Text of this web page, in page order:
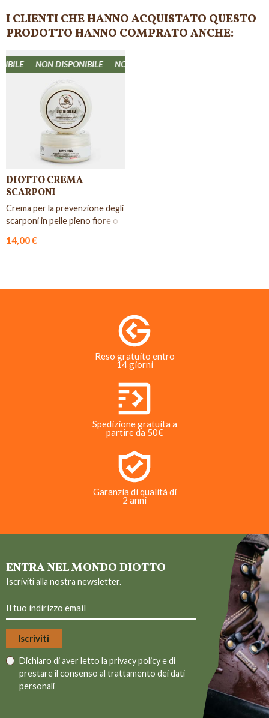
I CLIENTI CHE HANNO ACQUISTATO QUESTO
PRODOTTO HANNO COMPRATO ANCHE:
NON DISPONIBILE NON DISPONIBILE
DIOTTO CREMA
SCARPONI
Crema per la prevenzione degli
scarponi in pelle pieno fiore o
14,00 €
Reso gratuito entro
14 giorni
Spedizione gratuita a
partire da 50€
Garanzia di qualità di
2 anni
ENTRA NEL MONDO DIOTTO
Iscriviti alla nostra newsletter.
Dichiaro di aver letto la privacy policye di
prestare il consenso al trattamento dei dati
personali